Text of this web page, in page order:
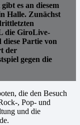
es an diesem
Halle. Zunächst
die GiroLive-
Partie von
der
gegen die
die den Besuch
, Pop- und
und die